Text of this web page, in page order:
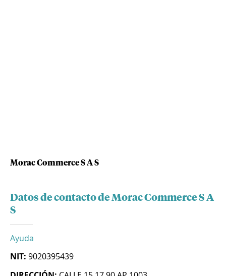
Morac Commerce S A S
Datos de contacto de Morac Commerce S A
S
Ayuda
NIT: 9020395439